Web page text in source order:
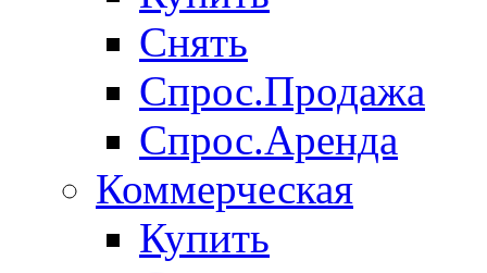
Снять
Спрос.Продажа
Спрос.Аренда
Коммерческая
Купить